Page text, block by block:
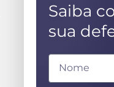
Saiba
sua